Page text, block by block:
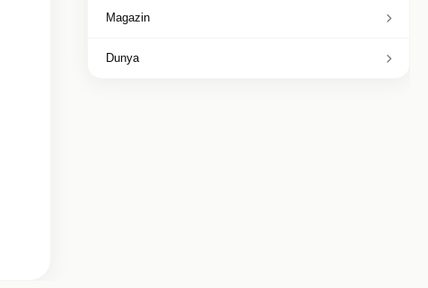
Magazin
Dunya